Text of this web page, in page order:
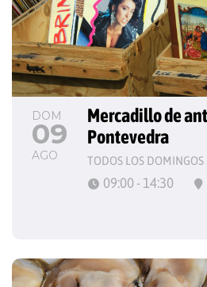
DOM
09
AGO
Mercadillo de
Pontevedra
TODOS LOS DOMINGOS
09:00 - 14:30